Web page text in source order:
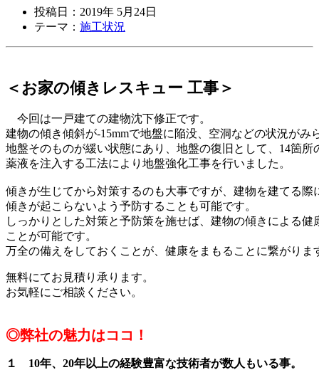
投稿日：2019年 5月24日
テーマ： 施工状況
＜お家の傾きレスキュー 工事＞
今回は一戸建ての建物沈下修正です。
建物の傾き傾斜が-15mmで地盤に陥没、空洞などの状況がみ
地盤そのものが緩い状態にあり、地盤の復旧として、 14箇所
薬液を注入する工法により地盤強化工事を行いました。
傾きが生じてから対策するのも大事ですが、建物を建てる際
傾きが起こらないよう予防することも可能です。
しっかりとした対策と予防策を施せば、建物の傾きによる健
ことが可能です。
万全の備えをしておくことが、健康をまもることに繋がりま
無料にてお見積り承ります。
お気軽にご相談ください。
◎弊社の魅力はココ！
１ 10年、20年以上の経験豊富な技術者が数人もいる事。